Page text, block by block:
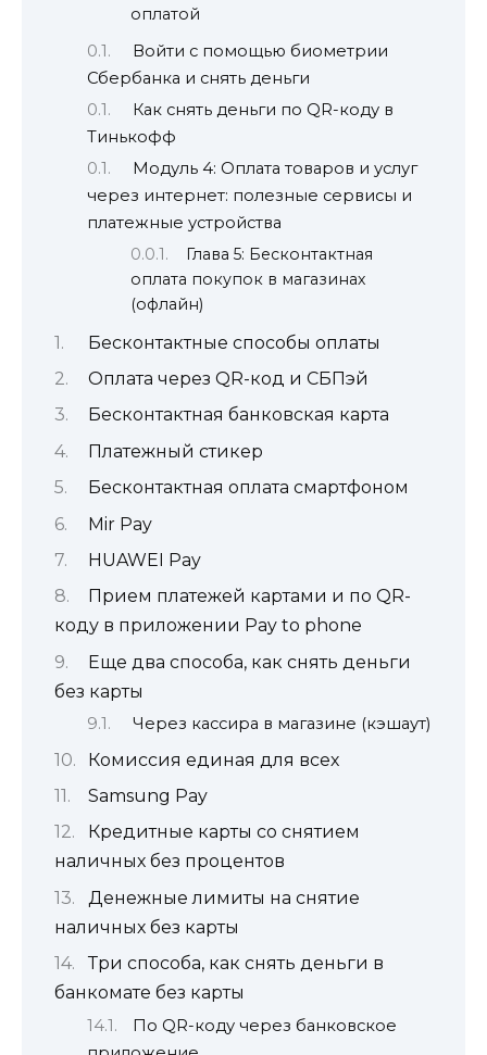
оплатой
Войти с помощью биометрии
Сбербанка и снять деньги
Как снять деньги по QR-коду в
Тинькофф
Модуль 4: Оплата товаров и услуг
через интернет: полезные сервисы и
платежные устройства
Глава 5: Бесконтактная
оплата покупок в магазинах
(офлайн)
Бесконтактные способы оплаты
Оплата через QR-код и СБПэй
Бесконтактная банковская карта
Платежный стикер
Бесконтактная оплата смартфоном
Mir Pay
HUAWEI Pay
Прием платежей картами и по QR-
коду в приложении Pay to phone
Еще два способа, как снять деньги
без карты
Через кассира в магазине (кэшаут)
Комиссия единая для всех
Samsung Pay
Кредитные карты со снятием
наличных без процентов
Денежные лимиты на снятие
наличных без карты
Три способа, как снять деньги в
банкомате без карты
По QR-коду через банковское